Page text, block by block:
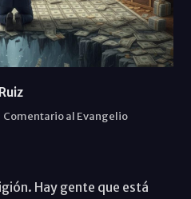
Comentario al Evangelio
Hay gente que está